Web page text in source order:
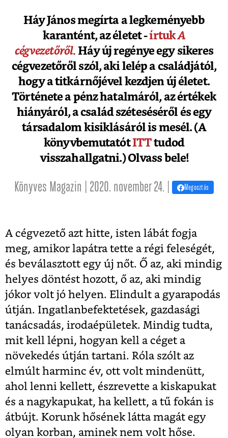
Háy János megírta a legkeményebb
karantént, az életet -írtukA
cégvezetőről. Háy új regénye egy sikeres
cégvezetőről szól, aki lelép a családjától,
hogy a titkárnőjével kezdjen új életet.
Története a pénz hatalmáról, az értékek
hiányáról, a család széteséséről és egy
társadalom kisiklásáról is mesél. (A
könyvbemutatótITTtudod
visszahallgatni.) Olvass bele!
Könyves Magazin | 2020. november 24. | Megosztás
A cégvezető azt hitte, isten lábát fogja
meg, amikor lapátra tette a régi feleségét,
és beválasztott egy új nőt. Ő az, aki mindig
helyes döntést hozott, ő az, aki mindig
jókor volt jó helyen. Elindult a gyarapodás
útján. Ingatlanbefektetések, gazdasági
tanácsadás, irodaépületek. Mindig tudta,
mit kell lépni, hogyan kell a céget a
növekedés útján tartani. Róla szólt az
elmúlt harminc év, ott volt mindenütt,
ahol lenni kellett, észrevette a kiskapukat
és a nagykapukat, ha kellett, a tű fokán is
átbújt. Korunk hősének látta magát egy
olyan korban, aminek nem volt hőse.